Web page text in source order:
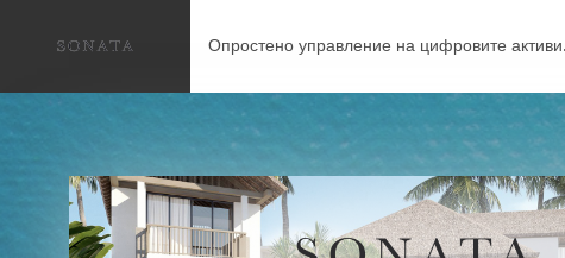
Опростено управление на цифровите активи.